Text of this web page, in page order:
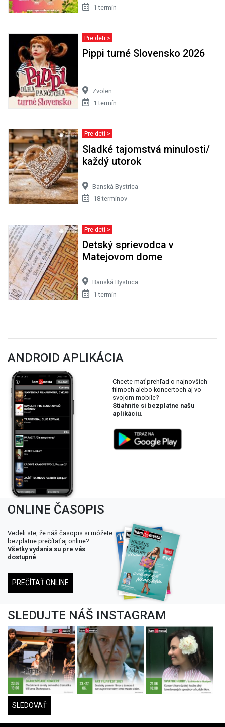
1 termín
Pre deti >
Pippi turné Slovensko 2026
Zvolen
1 termín
Pre deti >
Sladké tajomstvá minulosti/
každý utorok
Banská Bystrica
18 termínov
Pre deti >
Detský sprievodca v
Matejovom dome
Banská Bystrica
1 termín
ANDROID APLIKÁCIA
Chcete mať prehľad o najnovších
filmoch alebo koncertoch aj vo
svojom mobile?
Stiahnite si bezplatne našu
aplikáciu.
ONLINE ČASOPIS
Vedeli ste, že náš časopis si môžete
bezplatne prečítať aj online?
Všetky vydania su pre vás
dostupné
PREČÍTAŤ ONLINE
SLEDUJTE NÁŠ INSTAGRAM
SLEDOVAŤ